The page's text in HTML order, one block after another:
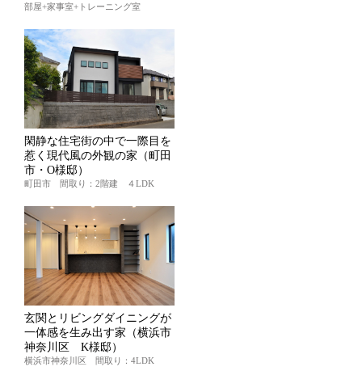
部屋+家事室+トレーニング室
閑静な住宅街の中で一際目を
惹く現代風の外観の家（町田
市・O様邸）
町田市 間取り：2階建 ４LDK
玄関とリビングダイニングが
一体感を生み出す家（横浜市
神奈川区 K様邸）
横浜市神奈川区 間取り：4LDK